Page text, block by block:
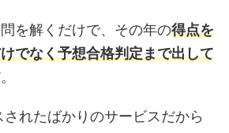
を解くだけで、その年の得点を
でなく予想合格判定まで出して
れたばかりのサービスだから